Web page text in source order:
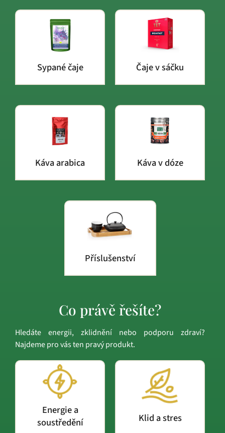
Sypané čaje Čaje v sáčku
Káva arabica Káva v dóze
Příslušenství
Co právě řešíte?
Hledáte energii, zklidnění nebo podporu zdraví?
Najdeme pro vás ten pravý produkt.
Energie a
soustředění
Klid a stres